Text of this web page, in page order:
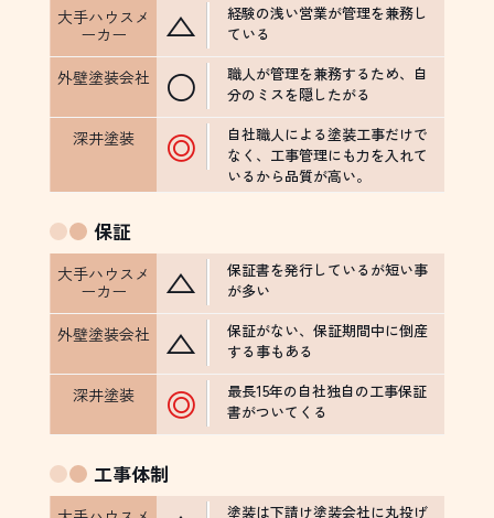
△
経験の浅い営業が管理を兼務し
ている
○
職人が管理を兼務するため、自
分のミスを隠したがる
◎
自社職人による塗装工事だけで
なく、工事管理にも力を入れて
いるから品質が高い。
保証
△
保証書を発行しているが短い事
が多い
△
保証がない、保証期間中に倒産
する事もある
◎
最長15年の自社独自の工事保証
書がついてくる
工事体制
塗装は下請け塗装会社に丸投げ